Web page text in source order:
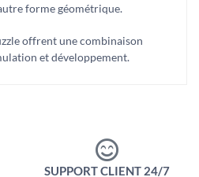
forme géométrique.
offrent une combinaison
et développement.
SUPPORT CLIENT 24/7